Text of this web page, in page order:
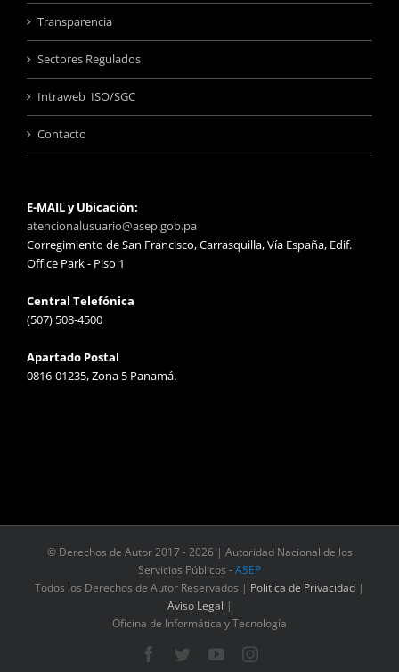
Transparencia
Sectores Regulados
Intraweb ISO/SGC
Contacto
E-MAIL y Ubicación:
atencionalusuario@asep.gob.pa
Corregimiento de San Francisco, Carrasquilla, Vía España, Edif.
Office Park - Piso 1
Central Telefónica
(507) 508-4500
Apartado Postal
0816-01235, Zona 5 Panamá.
© Derechos de Autor 2017 -2026 | Autoridad Nacional de los
Servicios Públicos -ASEP
Todos los Derechos de Autor Reservados | Politica de Privacidad |
Aviso Legal |
Oficina de Informática y Tecnología
Facebook
TwitterYouTubeInstagram